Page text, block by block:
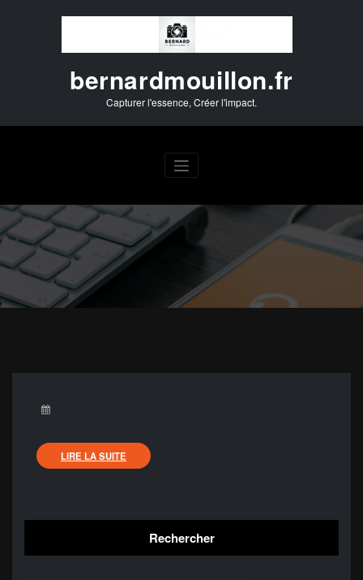
bernardmouillon.fr
Capturer l'essence, Créer l'impact.
LIRE LA SUITE
Rechercher